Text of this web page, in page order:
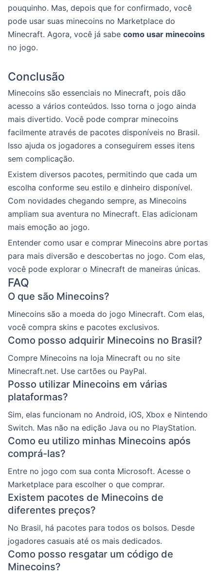
pouquinho. Mas, depois que for confirmado, você
pode usar suas minecoins no Marketplace do
Minecraft. Agora, você já sabe como usar minecoins
no jogo.
Conclusão
Minecoins são essenciais no Minecraft, pois dão
acesso a vários conteúdos. Isso torna o jogo ainda
mais divertido. Você pode comprar minecoins
facilmente através de pacotes disponíveis no Brasil.
Isso ajuda os jogadores a conseguirem esses itens
sem complicação.
Existem diversos pacotes, permitindo que cada um
escolha conforme seu estilo e dinheiro disponível.
Com novidades chegando sempre, as Minecoins
ampliam sua aventura no Minecraft. Elas adicionam
mais emoção ao jogo.
Entender como usar e comprar Minecoins abre portas
para mais diversão e descobertas no jogo. Com elas,
você pode explorar o Minecraft de maneiras únicas.
FAQ
O que são Minecoins?
Minecoins são a moeda do jogo Minecraft. Com elas,
você compra skins e pacotes exclusivos.
Como posso adquirir Minecoins no Brasil?
Compre Minecoins na loja Minecraft ou no site
Minecraft.net. Use cartões ou PayPal.
Posso utilizar Minecoins em várias
plataformas?
Sim, elas funcionam no Android, iOS, Xbox e Nintendo
Switch. Mas não na edição Java ou no PlayStation.
Como eu utilizo minhas Minecoins após
comprá-las?
Entre no jogo com sua conta Microsoft. Acesse o
Marketplace para escolher o que comprar.
Existem pacotes de Minecoins de
diferentes preços?
No Brasil, há pacotes para todos os bolsos. Desde
jogadores casuais até os mais dedicados.
Como posso resgatar um código de
Minecoins?